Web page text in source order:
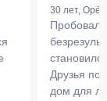
30 лет, Орёл
Пробовал
Друзья
дом для